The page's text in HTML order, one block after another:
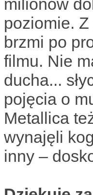
milionów
poziomie.
brzmi po
filmu. Nie
ducha...
pojęcia o
Metallica
wynajęli
inny –